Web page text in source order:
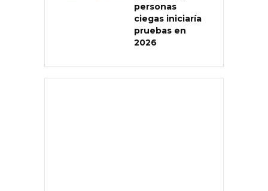
personas
ciegas iniciaría
pruebas en
2026